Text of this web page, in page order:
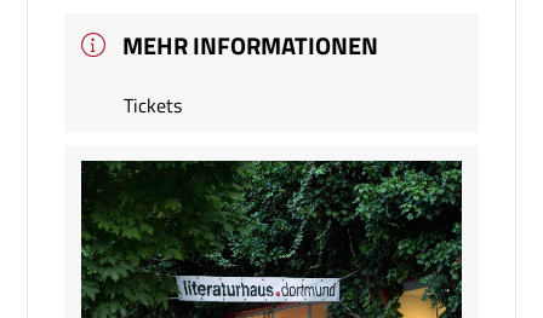
MEHR INFORMATIONEN
Tickets